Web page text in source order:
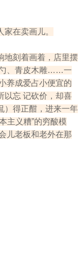
在卖画儿。
刻着画着，店里摆
勺、青皮木雕……一
养成爱占小便宜的
以忘 记砍价，却喜
）得正酣，进来一年
主义糟”的穷酸模
儿老板和老外在那